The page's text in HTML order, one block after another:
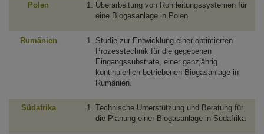
Polen
Überarbeitung von Rohrleitungssystemen für
eine Biogasanlage in Polen
Rumänien
Studie zur Entwicklung einer optimierten
Prozesstechnik für die gegebenen
Eingangssubstrate, einer ganzjährig
kontinuierlich betriebenen Biogasanlage in
Rumänien.
Südafrika
Technische Unterstützung und Beratung für
die Planung einer Biogasanlage in Südafrika